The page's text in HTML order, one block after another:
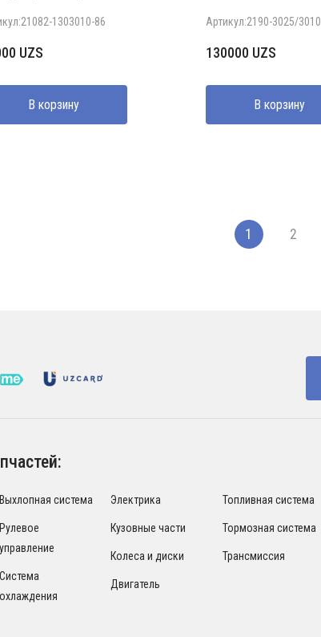
1303010-86
UZS
В корзину
Артикул:2190-3025/3010
130000 UZS
В корзину
1 2
Выхлопная система
Рулевое
управление
Система
охлаждения
Электрика
Кузовные части
Колеса и диски
Двигатель
Топливная система
Тормозная система
Трансмиссия